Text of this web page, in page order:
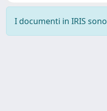
I documenti in IRIS